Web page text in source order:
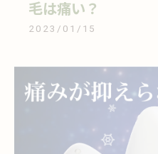
毛は痛い？
2023/01/15